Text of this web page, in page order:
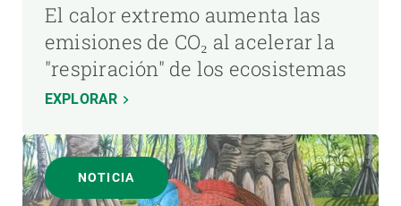
El calor extremo aumenta las
emisiones de CO₂ al acelerar la
"respiración" de los ecosistemas
EXPLORAR
NOTICIA